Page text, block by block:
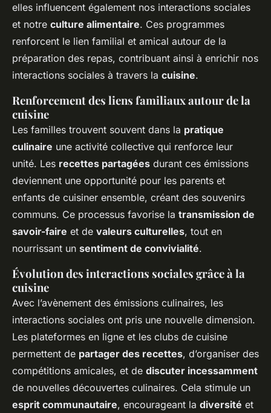
elles influencent également nos interactions sociales
et notre culture alimentaire. Ces programmes
renforcent le lien familial et amical autour de la
préparation des repas, contribuant ainsi à enrichir nos
interactions sociales à travers la cuisine.
Renforcement des liens familiaux autour de la
cuisine
Les familles trouvent souvent dans la pratique
culinaire une activité collective qui renforce leur
unité. Les recettes partagées durant ces émissions
deviennent une opportunité pour les parents et
enfants de cuisiner ensemble, créant des souvenirs
communs. Ce processus favorise la transmission de
savoir-faire et de valeurs culturelles, tout en
nourrissant un sentiment de convivialité.
Évolution des interactions sociales grâce à la
cuisine
Avec l’avènement des émissions culinaires, les
interactions sociales ont pris une nouvelle dimension.
Les plateformes en ligne et les clubs de cuisine
permettent de partager des recettes, d’organiser des
compétitions amicales, et de discuter incessamment
de nouvelles découvertes culinaires. Cela stimule un
esprit communautaire, encourageant la diversité et